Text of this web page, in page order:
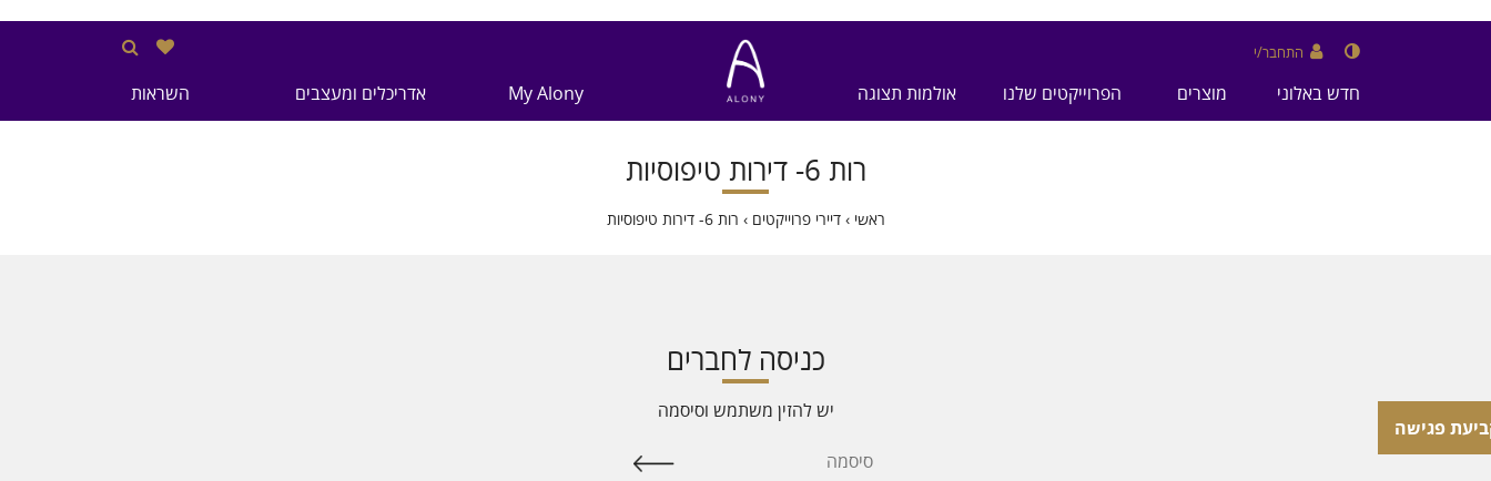
התחבר/י
חדש באלוני מוצרים הפרוייקטים שלנו אולמות תצוגה My Alony אדריכלים ומעצבים השראות
רות 6- דירות טיפוסיות
ראשי ›דיירי פרוייקטים › רות 6- דירות טיפוסיות
כניסה לחברים
יש להזין משתמש וסיסמה
פגישה